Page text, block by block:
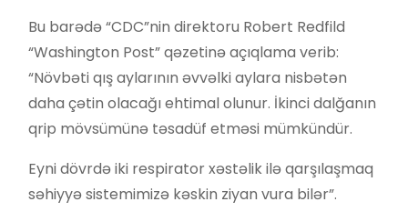
Bu barədə “CDC”nin direktoru Robert Redfild
“Washington Post” qəzetinə açıqlama verib:
“Növbəti qış aylarının əvvəlki aylara nisbətən
daha çətin olacağı ehtimal olunur. İkinci dalğanın
qrip mövsümünə təsadüf etməsi mümkündür.
Eyni dövrdə iki respirator xəstəlik ilə qarşılaşmaq
səhiyyə sistemimizə kəskin ziyan vura bilər”.